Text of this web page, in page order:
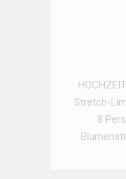
Stretch-
8